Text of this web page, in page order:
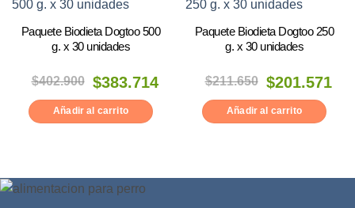
Paquete Biodieta Dogtoo 500
g. x 30 unidades
$402.900
El
precio
original
era:
$383.714
El
precio
actual
es:
Añadir al carrito
Paquete Biodieta Dogtoo 250
g. x 30 unidades
$211.650
El
precio
original
era:
$201.571
El
precio
actual
es:
Añadir al carrito